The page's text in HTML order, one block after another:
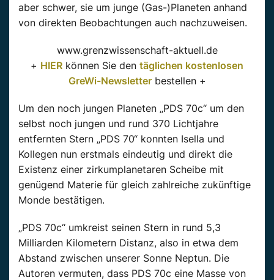
aber schwer, sie um junge (Gas-)Planeten anhand
von direkten Beobachtungen auch nachzuweisen.
www.grenzwissenschaft-aktuell.de
+ HIER können Sie den täglichen kostenlosen
GreWi-Newsletterbestellen +
Um den noch jungen Planeten „PDS 70c“ um den
selbst noch jungen und rund 370 Lichtjahre
entfernten Stern „PDS 70“ konnten Isella und
Kollegen nun erstmals eindeutig und direkt die
Existenz einer zirkumplanetaren Scheibe mit
genügend Materie für gleich zahlreiche zukünftige
Monde bestätigen.
„PDS 70c“ umkreist seinen Stern in rund 5,3
Milliarden Kilometern Distanz, also in etwa dem
Abstand zwischen unserer Sonne Neptun. Die
Autoren vermuten, dass PDS 70c eine Masse von